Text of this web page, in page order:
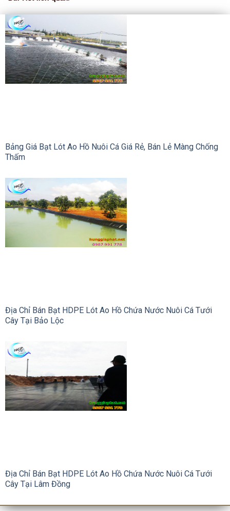
Bảng Giá Bạt Lót Ao Hồ Nuôi Cá Giá Rẻ, Bán Lẻ Màng Chống
Thấm
Địa Chỉ Bán Bạt HDPE Lót Ao Hồ Chứa Nước Nuôi Cá Tưới
Cây Tại Bảo Lộc
Địa Chỉ Bán Bạt HDPE Lót Ao Hồ Chứa Nước Nuôi Cá Tưới
Cây Tại Lâm Đồng